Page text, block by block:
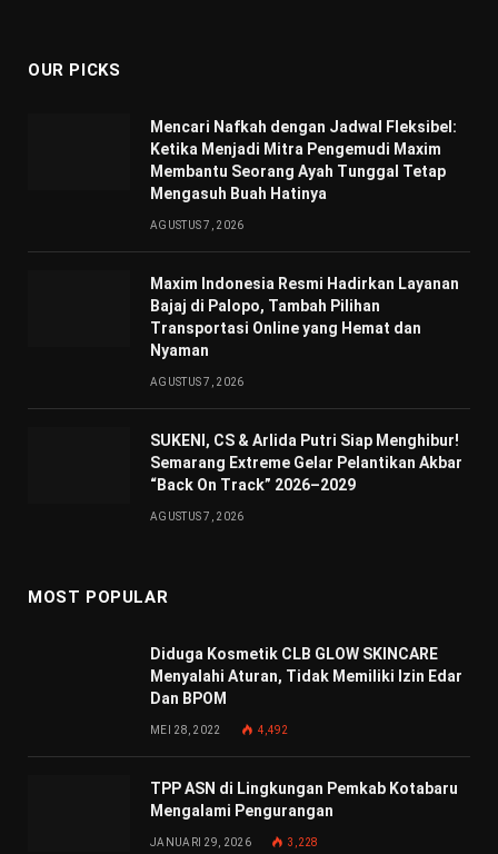
OUR PICKS
Mencari Nafkah dengan Jadwal Fleksibel:
Ketika Menjadi Mitra Pengemudi Maxim
Membantu Seorang Ayah Tunggal Tetap
Mengasuh Buah Hatinya
AGUSTUS 7, 2026
Maxim Indonesia Resmi Hadirkan Layanan
Bajaj di Palopo, Tambah Pilihan
Transportasi Online yang Hemat dan
Nyaman
AGUSTUS 7, 2026
SUKENI, CS & Arlida Putri Siap Menghibur!
Semarang Extreme Gelar Pelantikan Akbar
“Back On Track” 2026–2029
AGUSTUS 7, 2026
MOST POPULAR
Diduga Kosmetik CLB GLOW SKINCARE
Menyalahi Aturan, Tidak Memiliki Izin Edar
Dan BPOM
MEI 28, 2022 4,492
TPP ASN di Lingkungan Pemkab Kotabaru
Mengalami Pengurangan
JANUARI 29, 2026 3,228